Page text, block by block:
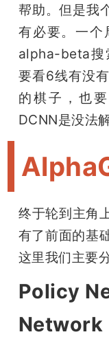
帮助。但是我
有必要。一个
alpha-beta搜
要看6线有没
的棋子，也
DCNN是没法
终于轮到主角
有了前面的基
这里我们主要
Policy
Network